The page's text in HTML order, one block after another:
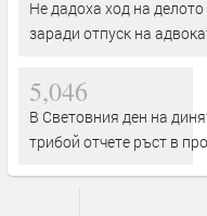
Не дадоха ход на
заради отпуск на
5,046
В Световния ден на
трибой отчете ръст в